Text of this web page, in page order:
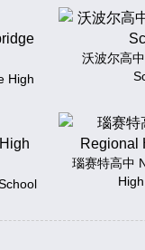
沃波尔高
High
瑙赛特高中